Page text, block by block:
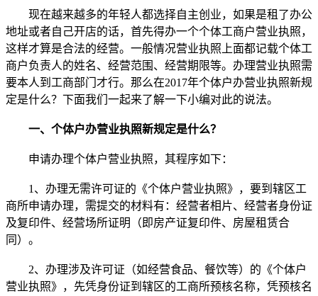
现在越来越多的年轻人都选择自主创业，如果是租了办公
地址或者自己开店的话，首先得办一个个体工商户营业执照，
这样才算是合法的经营。一般情况营业执照上面都记载个体工
商户负责人的姓名、经营范围、经营期限等。办理营业执照需
要本人到工商部门才行。那么在2017年个体户办营业执照新规
定是什么？下面我们一起来了解一下小编对此的说法。
一、个体户办营业执照新规定是什么？
申请办理个体户营业执照，其程序如下：
1、办理无需许可证的《个体户营业执照》，要到辖区工
商所申请办理，需提交的材料有：经营者相片、经营者身份证
及复印件、经营场所证明（即房产证复印件、房屋租赁合
同）。
2、办理涉及许可证（如经营食品、餐饮等）的《个体户
营业执照》，先凭身份证到辖区的工商所预核名称，凭预核名